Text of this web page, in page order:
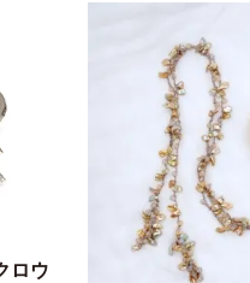
ロウ